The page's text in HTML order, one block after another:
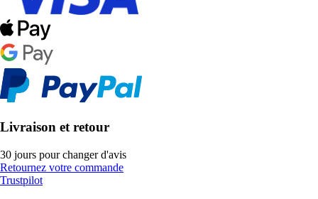
Livraison et retour
30 jours pour changer d'avis
Retournez votre commande
Trustpilot